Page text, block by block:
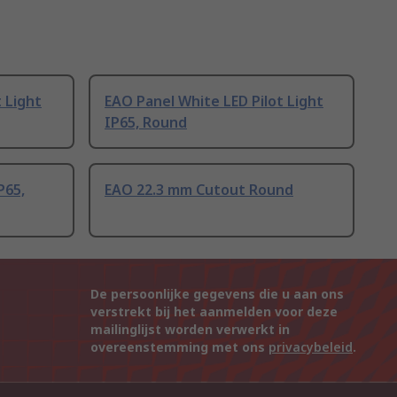
Light
EAO Panel White LED Pilot Light
IP65, Round
EAO 22.3 mm Cutout Round
De persoonlijke gegevens die u aan ons
verstrekt bij het aanmelden voor deze
mailinglijst worden verwerkt in
overeenstemming met ons privacybeleid.